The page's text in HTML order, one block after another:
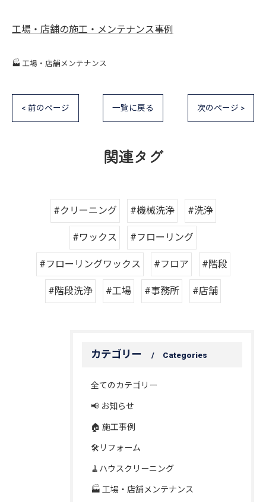
工場・店舗の施工・メンテナンス事例
🏭 工場・店舗メンテナンス
< 前のページ 一覧に戻る 次のページ >
関連タグ
#クリーニング #機械洗浄 #洗浄
#ワックス #フローリング
#フローリングワックス #フロア #階段
#階段洗浄 #工場 #事務所 #店舗
カテゴリー Categories
全てのカテゴリー
📢 お知らせ
🏠 施工事例
🛠️リフォーム
🧹ハウスクリーニング
🏭 工場・店舗メンテナンス